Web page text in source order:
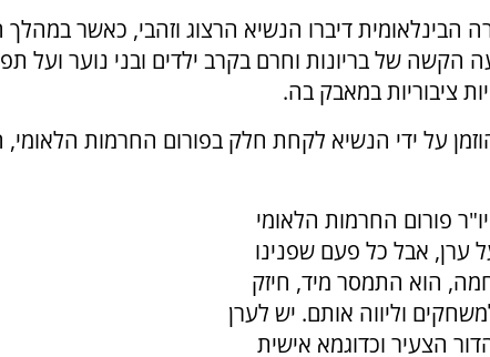
הבינלאומית דיברו הנשיא הרצוג וזהבי, כאשר
של בריונות וחרם בקרב ילדים ובני נוער ועל
ציבוריות במאבק בה.
על ידי הנשיא לקחת חלק בפורום החרמות הלאומי,
פורום החרמות הלאומי
ערן, אבל כל פעם שפנינו
הוא התמסר מיד, חיזק
וליווה אותם. יש לערן
הצעיר וכדוגמא אישית